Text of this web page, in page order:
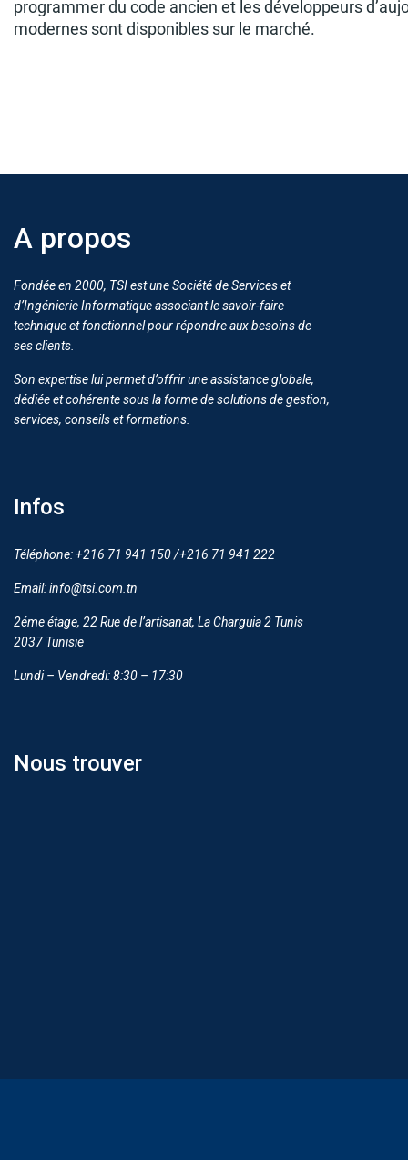
programmer du code ancien et les développeurs
modernes sont disponibles sur le marché.
A propos
Fondée en 2000, TSI est une Société de Services et
d’Ingénierie Informatique associant le savoir-faire
technique et fonctionnel pour répondre aux besoins de
ses clients.
Son expertise lui permet d’offrir une assistance globale,
dédiée et cohérente sous la forme de solutions de gestion,
services, conseils et formations.
Infos
Téléphone: +216 71 941 150 /+216 71 941 222
Email: info@tsi.com.tn
2éme étage, 22 Rue de l’artisanat, La Charguia 2 Tunis
2037 Tunisie
Lundi – Vendredi: 8:30 – 17:30
Nous trouver